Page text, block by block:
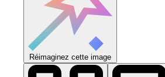
Réimaginez cette image